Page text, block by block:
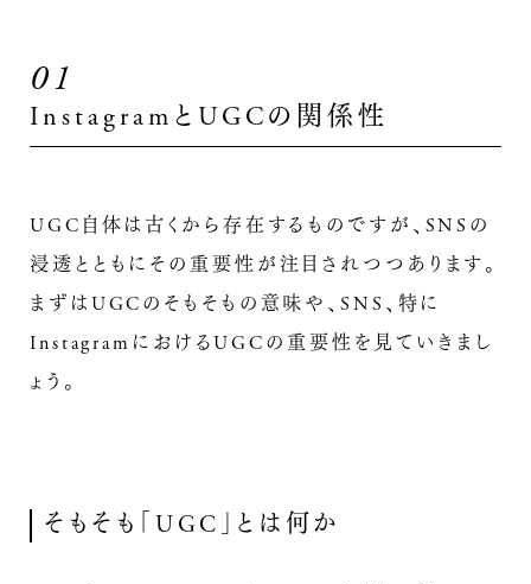
01
InstagramとUGCの関係性
UGC自体は古くから存在するものですが、SNSの
浸透とともにその重要性が注目されつつあります。
まずはUGCのそもそもの意味や、SNS、特に
InstagramにおけるUGCの重要性を見ていきまし
ょう。
そもそも「UGC」とは何か